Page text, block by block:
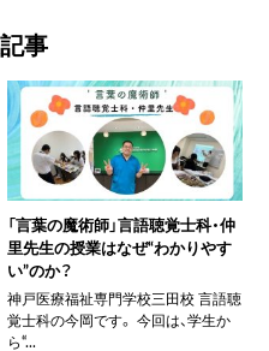
事
「言葉の魔術師」言語聴覚士科・仲
里先生の授業はなぜ“わかりやす
い”のか？
神戸医療福祉専門学校三田校 言語聴
覚士科の今岡です。 今回は、学生か
ら“...